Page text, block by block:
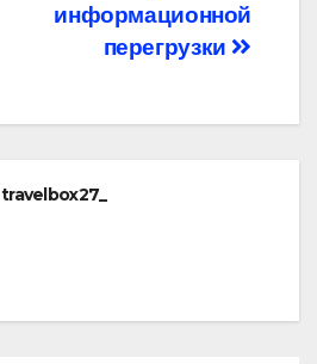
информационной
перегрузки
travelbox27_